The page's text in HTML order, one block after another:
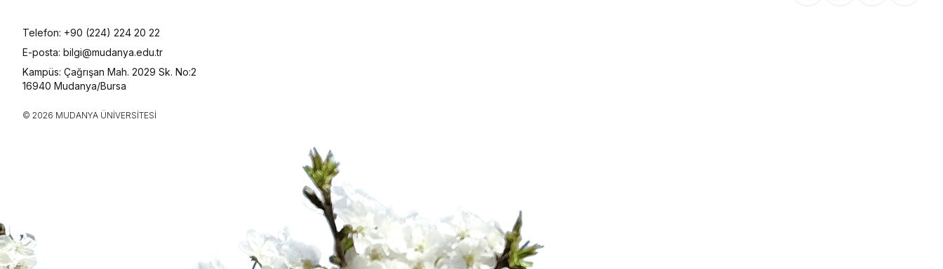
Telefon: +90 (224) 224 20 22
E-posta: bilgi@mudanya.edu.tr
Kampüs: Çağrışan Mah. 2029 Sk. No:2
16940 Mudanya/Bursa
© 2026 MUDANYA ÜNIVERSITESI